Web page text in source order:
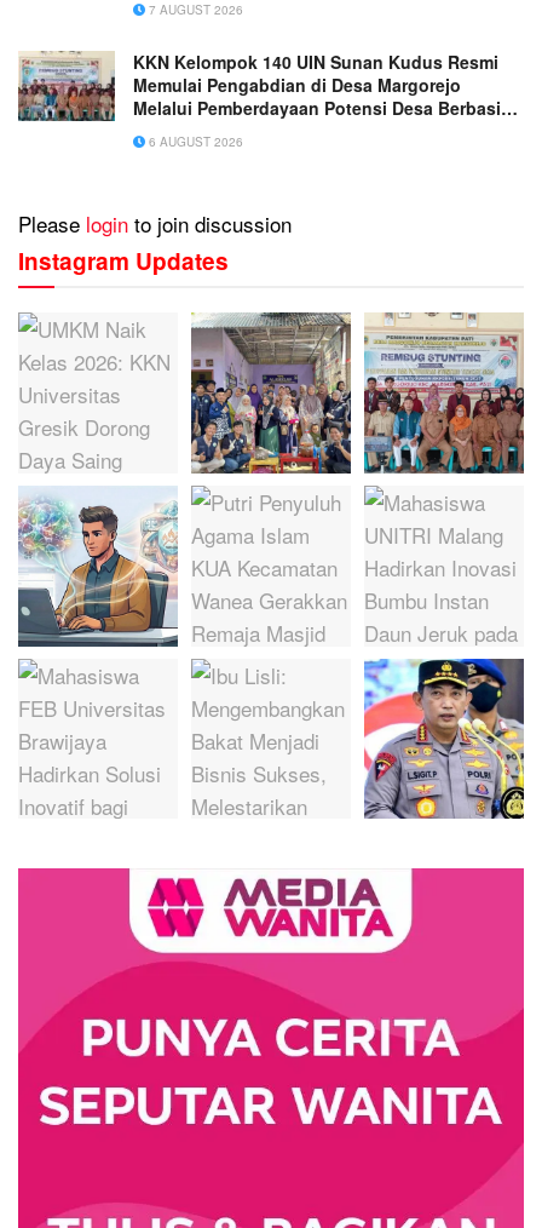
7 AUGUST 2026
KKN Kelompok 140 UIN Sunan Kudus Resmi
Memulai Pengabdian di Desa Margorejo
Melalui Pemberdayaan Potensi Desa Berbasis
Ekoteologi
6 AUGUST 2026
Please login to join discussion
Instagram Updates